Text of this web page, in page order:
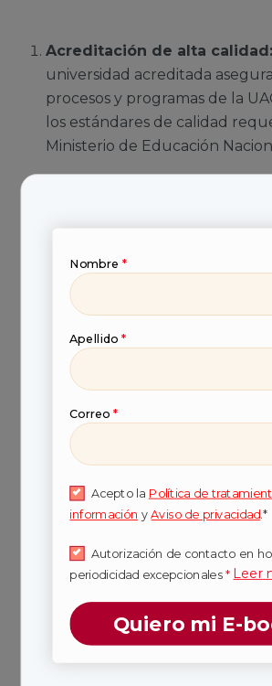
Acreditación de alta calidad:
universidad acreditada
procesos y programas de la
los estándares de calidad
Ministerio de Educación
plataforma tecnológica que va
simple virtualización de clases.
experiencias de aprendizaje,
singularidades y contextos de
laboratorios con profesores de
que guiarán tu proceso de
Comunidad activa:
realiza mediante la interacción
una comunidad de
que comparten, transforman y
conocimientos, prácticas y
Nombre *
Apellido *
Correo *
Acepto la Política de
información yAviso de privacidad.*
Autorización de contacto en
periodicidad excepcionales * Leer
Quiero mi E-